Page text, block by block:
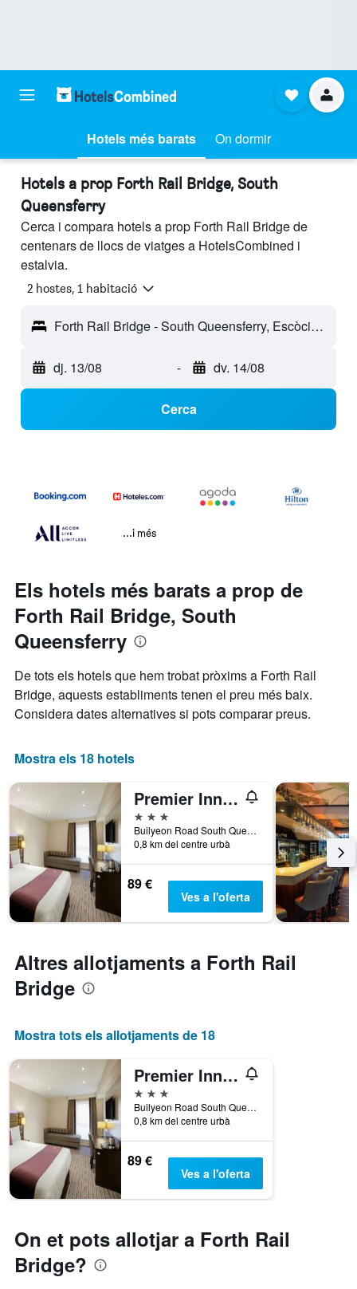
Hotels més barats On dormir
Hotels a prop Forth Rail Bridge, South
Queensferry
Cerca i compara hotels a prop Forth Rail Bridge de
centenars de llocs de viatges a HotelsCombined i
estalvia.
2 hostes, 1 habitació
Forth Rail Bridge - South Queensferry, Escòcia, Regne Unit
dj. 13/08 - dv. 14/08
Cerca
...i més
Els hotels més barats a prop de
Forth Rail Bridge, South
Queensferry
De tots els hotels que hem trobat pròxims a Forth Rail
Bridge, aquests establiments tenen el preu més baix.
Considera dates alternatives si pots comparar preus.
Mostra els 18 hotels
Premier Inn Edinburgh - South Queensferry
3 estrelles
Builyeon Road South Queensferry, South Queensferry, Regne Unit
0,8 km del centre urbà
89 €
Ves a l'oferta
Altres allotjaments a Forth Rail
Bridge
Mostra tots els allotjaments de 18
Premier Inn Edinburgh - South Queensferry
3 estrelles
Builyeon Road South Queensferry, South Queensferry, Regne Unit
0,8 km del centre urbà
89 €
Ves a l'oferta
On et pots allotjar a Forth Rail
Bridge?